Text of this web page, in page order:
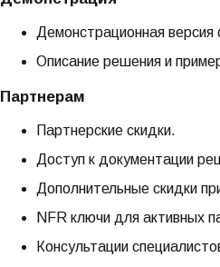
Демонстрационная версия
Описание решения и
Партнерам
Партнерские скидки.
Доступ к документации
Дополнительные скидки
NFR ключи для активных
Консультации